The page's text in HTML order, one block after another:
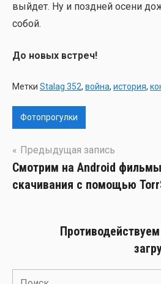
вый­дет. Ну и позд­ней осе­ни
собой.
До новых встреч!
Метки Stalag 352, война, история,
Фотопрогулки
Навигация
по
записям
Предыдущая запись
Смотрим на Android
скачивания с помощью
Поиск